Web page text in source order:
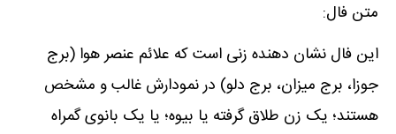
متن فال:
این فال نشان دھنده زنی است که علائم عنصر ھوا (برج
جوزا، برج میزان، برج دلو) در نمودارش غالب و مشخص
ھستند؛ یک زن طلاق گرفته یا بیوه؛ یا یک بانوی گمراه